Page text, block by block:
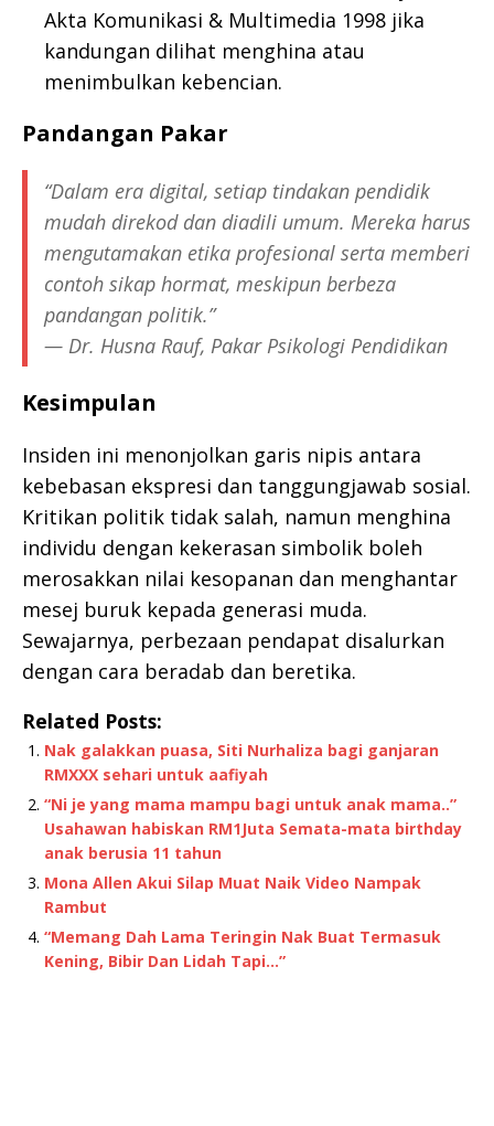
Akta Komunikasi & Multimedia 1998 jika
kandungan dilihat menghina atau
menimbulkan kebencian.
Pandangan Pakar
“Dalam era digital, setiap tindakan pendidik
mudah direkod dan diadili umum. Mereka harus
mengutamakan etika profesional serta memberi
contoh sikap hormat, meskipun berbeza
pandangan politik.”
— Dr. Husna Rauf, Pakar Psikologi Pendidikan
Kesimpulan
Insiden ini menonjolkan garis nipis antara
kebebasan ekspresi dan tanggungjawab sosial.
Kritikan politik tidak salah, namun menghina
individu dengan kekerasan simbolik boleh
merosakkan nilai kesopanan dan menghantar
mesej buruk kepada generasi muda.
Sewajarnya, perbezaan pendapat disalurkan
dengan cara beradab dan beretika.
Related Posts:
Nak galakkan puasa, Siti Nurhaliza bagi ganjaran
RMXXX sehari untuk aafiyah
“Ni je yang mama mampu bagi untuk anak mama..”
Usahawan habiskan RM1Juta Semata-mata birthday
anak berusia 11 tahun
Mona Allen Akui Silap Muat Naik Video Nampak
Rambut
“Memang Dah Lama Teringin Nak Buat Termasuk
Kening, Bibir Dan Lidah Tapi…”